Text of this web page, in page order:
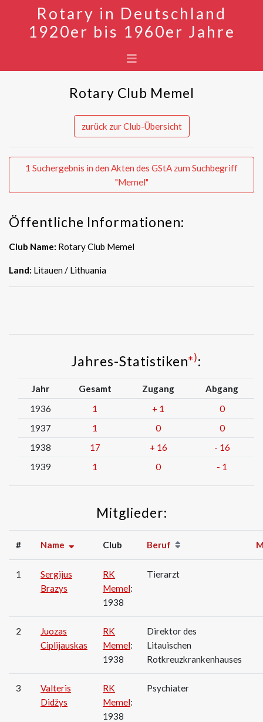
Rotary in Deutschland
1920er bis 1960er Jahre
Rotary Club Memel
zurück zur Club-Übersicht
1 Suchergebnis in den Akten des GStA zum Suchbegriff
"Memel"
Öffentliche Informationen:
Club Name: Rotary Club Memel
Land: Litauen / Lithuania
Jahres-Statistiken*):
Jahr Gesamt Zugang
Abgang
1936
1 + 1
0
1937
1 0
0
1938
17 + 16 - 16
1939
1 0 - 1
Mitglieder:
# Name Club Beruf
1
Sergijus
Brazys
RK
Memel:
1938
Tierarzt
2
Juozas
Ciplijauskas
RK
Memel:
1938
Direktor des
Litauischen
Rotkreuzkrankenhauses
3
Valteris
Didžys
RK
Memel:
1938
Psychiater